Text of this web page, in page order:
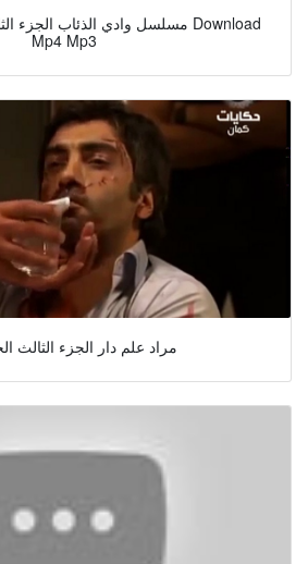
Mp4 Mp3
مراد علم دار الجزء الثالث